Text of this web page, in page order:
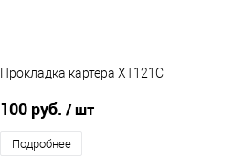
Прокладка картера XT121C
100 руб. / шт
Подробнее